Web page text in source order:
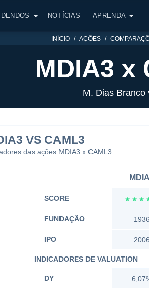
NOTÍCIAS APRENDA
INÍCIO AÇÕES
MDIA3 x
M. Dias Branco
VS CAML3
das ações MDIA3 x CAML3
SCORE ☆ ☆ ☆
FUNDAÇÃO 1936
IPO 2006
INDICADORES DE VALUATION
DY